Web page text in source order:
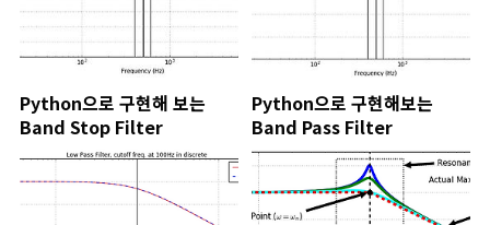
Python으로 구현해 보는
Band Stop Filter
Python으로 구현해보는
Band Pass Filter